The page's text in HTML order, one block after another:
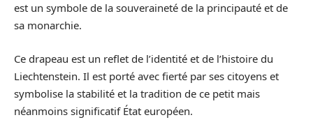
est un symbole de la souveraineté de la principauté et de
sa monarchie.
Ce drapeau est un reflet de l’identité et de l’histoire du
Liechtenstein. Il est porté avec fierté par ses citoyens et
symbolise la stabilité et la tradition de ce petit mais
néanmoins significatif État européen.